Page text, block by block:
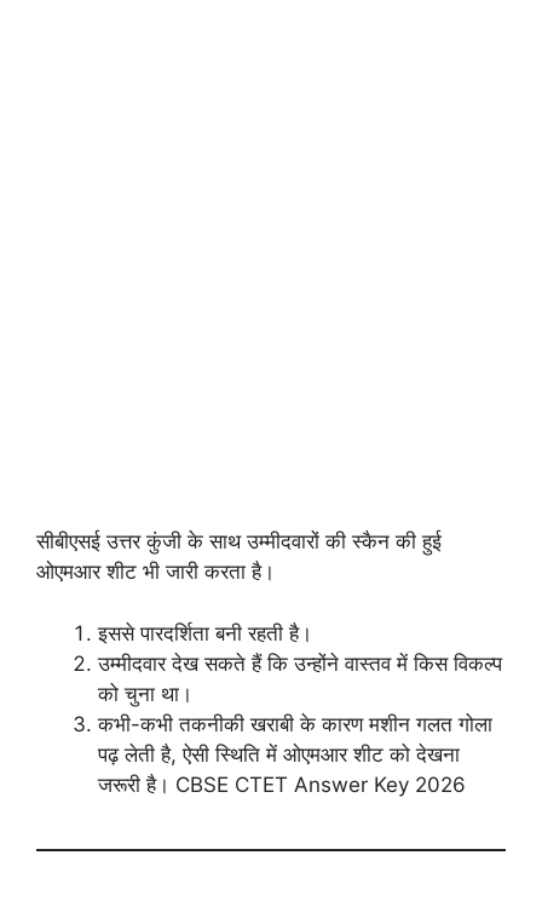
सीबीएसई उत्तर कुंजी के साथ उम्मीदवारों की स्कैन की हुई
ओएमआर शीट भी जारी करता है।
इससे पारदर्शिता बनी रहती है।
उम्मीदवार देख सकते हैं कि उन्होंने वास्तव में किस विकल्प
को चुना था।
कभी-कभी तकनीकी खराबी के कारण मशीन गलत गोला
पढ़ लेती है, ऐसी स्थिति में ओएमआर शीट को देखना
जरूरी है। CBSE CTET Answer Key 2026